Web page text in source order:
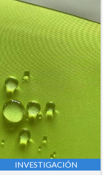
INVESTIGACIÓN